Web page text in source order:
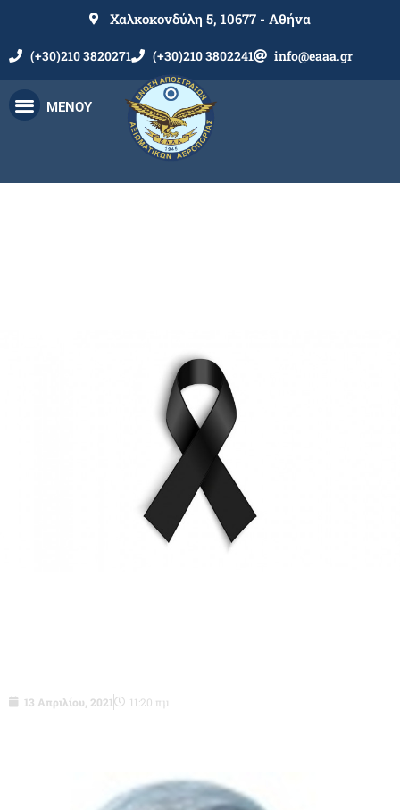
Χαλκοκονδύλη 5, 10677 - Αθήνα
(+30)210 3820271 (+30)210 3802241 info@eaaa.gr
ΜΕΝΟΥ
13 Απριλίου, 2021 11:20 πμ